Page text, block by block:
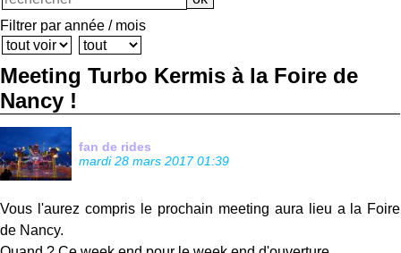
Filtrer par année / mois
Meeting Turbo Kermis à la Foire de
Nancy !
fan de rides
mardi 28 mars 2017 01:39
Vous l'aurez compris le prochain meeting aura lieu a la Foire
de Nancy.